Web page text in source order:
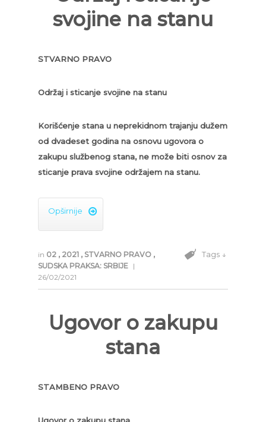
svojine na stanu
STVARNO PRAVO
Održaj i sticanje svojine na stanu
Korišćenje stana u neprekidnom trajanju dužem
od dvadeset godina na osnovu ugovora o
zakupu službenog stana, ne može biti osnov za
sticanje prava svojine održajem na stanu.
Opširnije 
in 02 , 2021 , STVARNO PRAVO ,
SUDSKA PRAKSA: SRBIJE |
26/02/2021
Tags ↓
Ugovor o zakupu
stana
STAMBENO PRAVO